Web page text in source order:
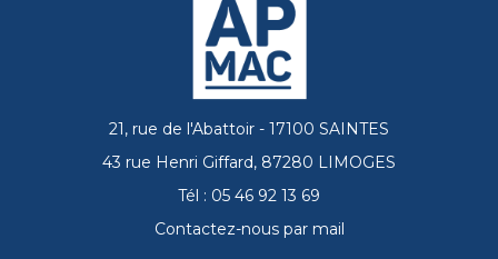
21, rue de l'Abattoir - 17100 SAINTES
43 rue Henri Giffard, 87280 LIMOGES
Tél : 05 46 92 13 69
Contactez-nous par mail